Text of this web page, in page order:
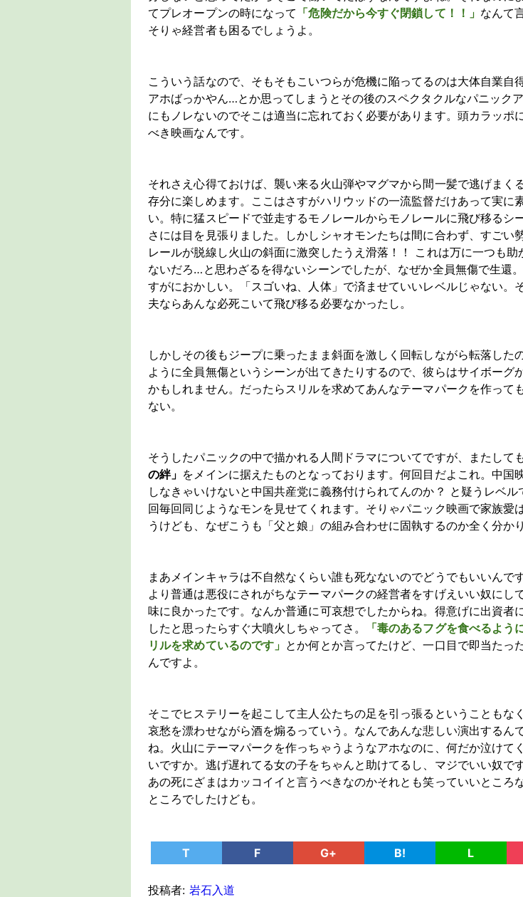
てプレオープンの時になって 「危険だから今すぐ閉鎖して！！」 なんて
そりゃ経営者も困るでしょうよ。
こういう話なので、そもそもこいつらが危機に陥ってるのは大体自業自
アホばっかやん…とか思ってしまうとその後のスペクタクルなパニック
にもノレないのでそこは適当に忘れておく必要があります。頭カラッポ
べき映画なんです。
それさえ心得ておけば、襲い来る火山弾やマグマから間一髪で逃げまく
存分に楽しめます。ここはさすがハリウッドの一流監督だけあって実に
い。特に猛スピードで並走するモノレールからモノレールに飛び移るシ
さには目を見張りました。しかしシャオモンたちは間に合わず、すごい
レールが脱線し火山の斜面に激突したうえ滑落！！ これは万に一つも助
ないだろ…と思わざるを得ないシーンでしたが、なぜか全員無傷で生還
すがにおかしい。「スゴいね、人体」で済ませていいレベルじゃない。
夫ならあんな必死こいて飛び移る必要なかったし。
しかしその後もジープに乗ったまま斜面を激しく回転しながら転落した
ように全員無傷というシーンが出てきたりするので、彼らはサイボーグ
かもしれません。だったらスリルを求めてあんなテーマパークを作って
ない。
そうしたパニックの中で描かれる人間ドラマについてですが、またして
の絆」 をメインに据えたものとなっております。何回目だよこれ。中国
しなきゃいけないと中国共産党に義務付けられてんのか？ と疑うレベル
回毎回同じようなモンを見せてくれます。そりゃパニック映画で家族愛
うけども、なぜこうも「父と娘」の組み合わせに固執するのか全く分か
まあメインキャラは不自然なくらい誰も死なないのでどうでもいいんで
より普通は悪役にされがちなテーマパークの経営者をすげえいい奴にし
味に良かったです。なんか普通に可哀想でしたからね。得意げに出資者
したと思ったらすぐ大噴火しちゃってさ。
「毒のあるフグを食べるよう
リルを求めているのです」 とか何とか言ってたけど、一口目で即当たっ
んですよ。
そこでヒステリーを起こして主人公たちの足を引っ張るということもな
哀愁を漂わせながら酒を煽るっていう。なんであんな悲しい演出するん
ね。火山にテーマパークを作っちゃうようなアホなのに、何だか泣けて
いですか。逃げ遅れてる女の子をちゃんと助けてるし、マジでいい奴で
あの死にざまはカッコイイと言うべきなのかそれとも笑っていいところ
ところでしたけども。
T F G+ B! L
投稿者: 岩石入道